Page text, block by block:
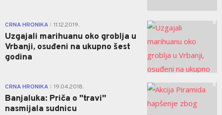
CRNA HRONIKA 11.12.2019.
Uzgajali marihuanu oko groblja u
Vrbanji, osuđeni na ukupno šest
godina
0
CRNA HRONIKA 19.04.2018.
Banjaluka: Priča o ''travi''
nasmijala sudnicu
0